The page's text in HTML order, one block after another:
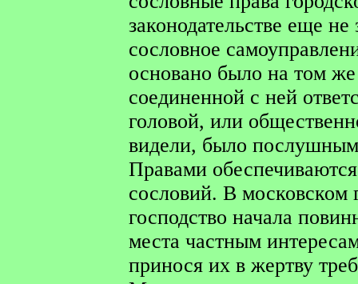
законодательстве еще
сословное
основано было на том
соединенной с ней
головой, или
видели, было
Правами
сословий. В московском
господство начала
места частным
принося их в жертву